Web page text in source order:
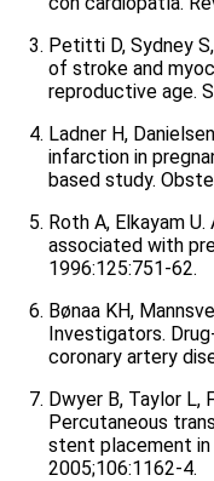
Petitti D, Sydney
of stroke and
reproductive age.
Ladner H,
infarction in
based study.
Roth A, Elkayam
associated with
1996:125:751-62.
Bønaa KH,
Investigators.
coronary artery
Dwyer B, Taylor L,
Percutaneous
stent placement in
2005;106:1162-4.